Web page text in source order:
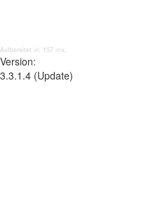
Aufbereitet in: 157 ms;
Version:
3.3.1.4 (Update)